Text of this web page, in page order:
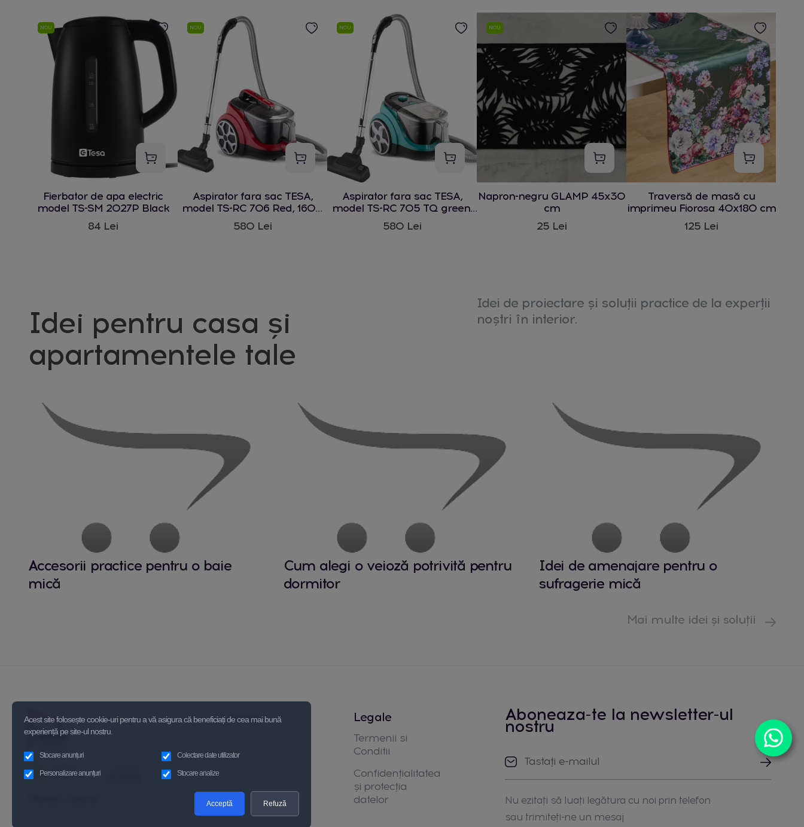
NOU
Fierbator de apa electric
model TS-SM 2027P Black
84 Lei
NOU
Aspirator fara sac TESA,
model TS-RC 706 Red, 1600
W
580 Lei
NOU
Aspirator fara sac TESA,
model TS-RC 705 TQ green,
1600 W
580 Lei
NOU
Napron-negru GLAMP 45x30
cm
25 Lei
Traversă de masă cu
imprimeu Fiorosa 40x180 cm
125 Lei
Idei pentru casa și
apartamentele tale
Idei de proiectare și soluții practice de la experții
noștri în interior.
Accesorii practice pentru o baie
mică
Cum alegi o veioză potrivită pentru
dormitor
Idei de amenajare pentru o
sufragerie mică
Mai multe idei și soluții
Acasă
Contacte
Legale
Termenii si
Conditii
Confidențialitatea
și protecția
datelor
Aboneaza-te la newsletter-ul
nostru
Nu ezitați să luați legătura cu noi prin telefon
sau trimiteți-ne un mesaj
Acest site folosește cookie-uri pentru a vă asigura că beneficiați de cea mai bună
experiență pe site-ul nostru.
Stocare anunțuri Colectare date utilizator
Personalizare anunțuri Stocare analize
Acceptă Refuză